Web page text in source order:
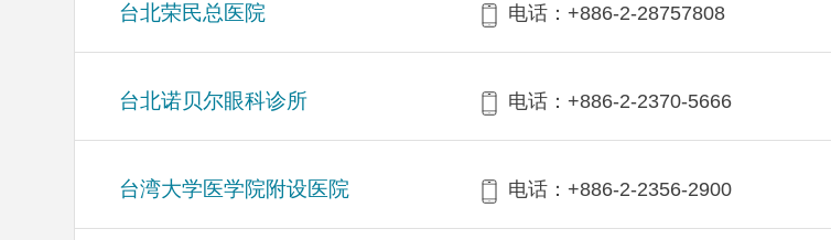
台北荣民总医院 电话：+886-2-28757808
台北诺贝尔眼科诊所 电话：+886-2-2370-5666
台湾大学医学院附设医院 电话：+886-2-2356-2900